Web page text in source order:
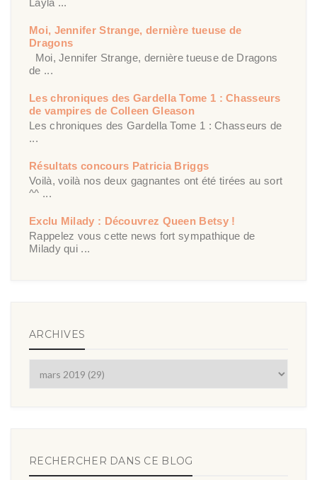
Moi, Jennifer Strange, dernière tueuse de
Dragons
Moi, Jennifer Strange, dernière tueuse de Dragons
de ...
Les chroniques des Gardella Tome 1 : Chasseurs
de vampires de Colleen Gleason
Les chroniques des Gardella Tome 1 : Chasseurs de
...
Résultats concours Patricia Briggs
Voilà, voilà nos deux gagnantes ont été tirées au sort
^^ ...
Exclu Milady : Découvrez Queen Betsy !
Rappelez vous cette news fort sympathique de
Milady qui ...
ARCHIVES
RECHERCHER DANS CE BLOG